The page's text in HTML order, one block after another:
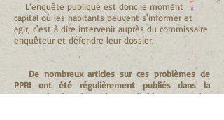
L’enquête publique est donc le moment
capital où les habitants peuvent s'informer et
agir, c'est à dire intervenir auprès du commissaire
enquêteur et défendre leur dossier.
De nombreux articles sur ces problèmes de
PPRI ont été régulièrement publiés dans la
presse locale et sont consultables sur notre